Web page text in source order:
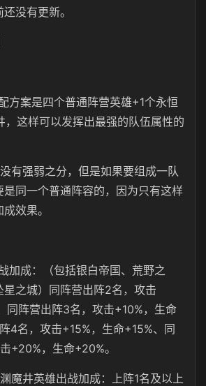
没有更新。
方案是四个普通阵营英雄+1个永恒
，这样可以发挥出最强的队伍属性的
有强弱之分，但是如果要组成一队
是同一个普通阵容的，因为只有这样
效果。
加成：（包括银白帝国、荒野之
之城）同阵营出阵2名，攻击
同阵营出阵3名，攻击+10%，生命
4名，攻击+15%，生命+15%、同
+20%，生命+20%。
魔井英雄出战加成：上阵1名及以上